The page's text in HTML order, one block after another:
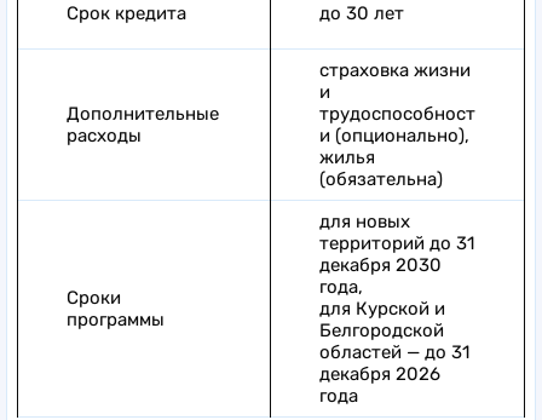
Срок кредита до 30 лет
Дополнительные
расходы
страховка жизни
и
трудоспособност
и (опционально),
жилья
(обязательна)
Сроки
программы
для новых
территорий до 31
декабря 2030
года,
для Курской и
Белгородской
областей — до 31
декабря 2026
года